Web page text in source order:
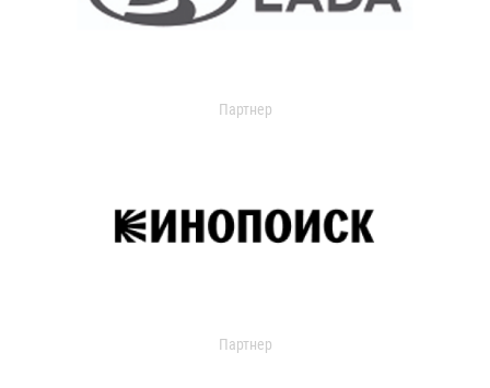
Партнер
Партнер